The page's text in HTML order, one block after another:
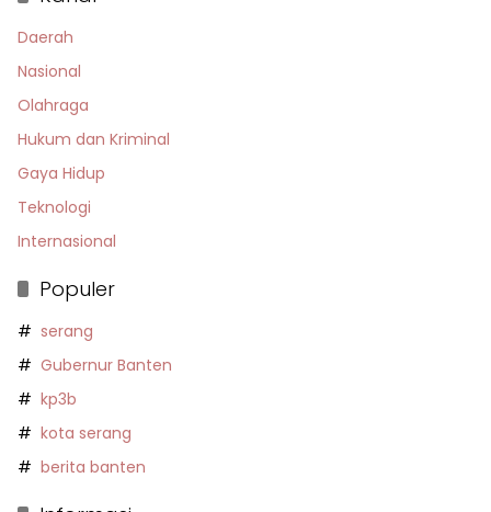
Daerah
Nasional
Olahraga
Hukum dan Kriminal
Gaya Hidup
Teknologi
Internasional
Populer
serang
Gubernur Banten
kp3b
kota serang
berita banten